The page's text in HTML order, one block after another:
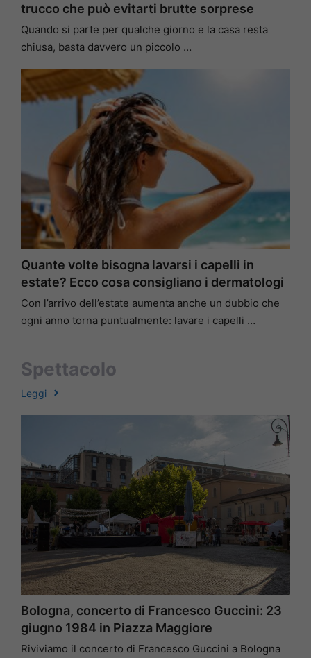
trucco che può evitarti brutte sorprese
Quando si parte per qualche giorno e la casa resta
chiusa, basta davvero un piccolo …
Quante volte bisogna lavarsi i capelli in
estate? Ecco cosa consigliano i dermatologi
Con l’arrivo dell’estate aumenta anche un dubbio che
ogni anno torna puntualmente: lavare i capelli …
Spettacolo
Leggi
Bologna, concerto di Francesco Guccini: 23
giugno 1984 in Piazza Maggiore
Riviviamo il concerto di Francesco Guccini a Bologna